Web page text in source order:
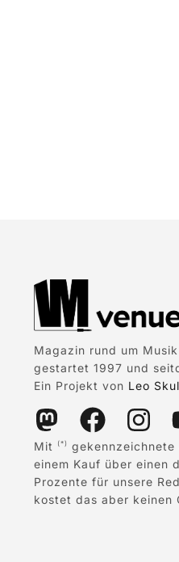
Magazin rund um
gestartet 1997 und
Ein Projekt von Leo
Mit (*)
einem Kauf über einen
Prozente für unsere
kostet das aber keinen